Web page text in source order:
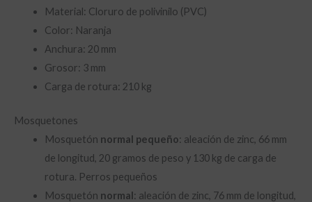
Material: Cloruro de polivinilo (PVC)
Color: Naranja
Anchura: 20 mm
Grosor: 3 mm
Carga de rotura: 210 kg
Mosquetones
Mosquetón normal pequeño: aleación de zinc, 66 mm
de longitud, 20 gramos de peso y 130 kg de carga de
rotura. Perros pequeños
Mosquetón normal: aleación de zinc, 76 mm de longitud,